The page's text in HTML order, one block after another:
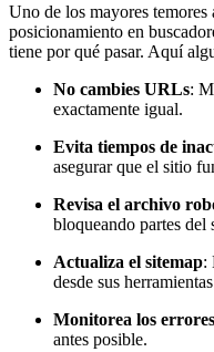
Uno de los mayores
posicionamiento en
tiene por qué pasar. Aquí
No cambies URLs:
exactamente igual.
Evita tiempos de
asegurar que el sitio
Revisa el archivo
bloqueando partes del
Actualiza el sitemap:
desde sus
Monitorea los
antes posible.